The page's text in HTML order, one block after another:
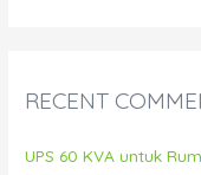
RECENT
UPS 60 KVA untuk